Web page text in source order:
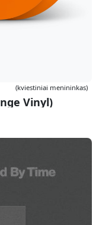
(kviestiniai menininkas)
Vinyl)